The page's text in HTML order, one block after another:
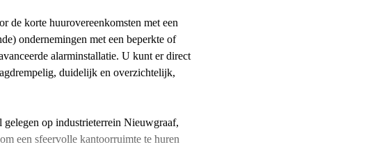
de korte huurovereenkomsten met een
ondernemingen met een beperkte of
alarminstallatie. U kunt er direct
duidelijk en overzichtelijk,
gelegen op industrieterrein Nieuwgraaf,
een sfeervolle kantoorruimte te huren